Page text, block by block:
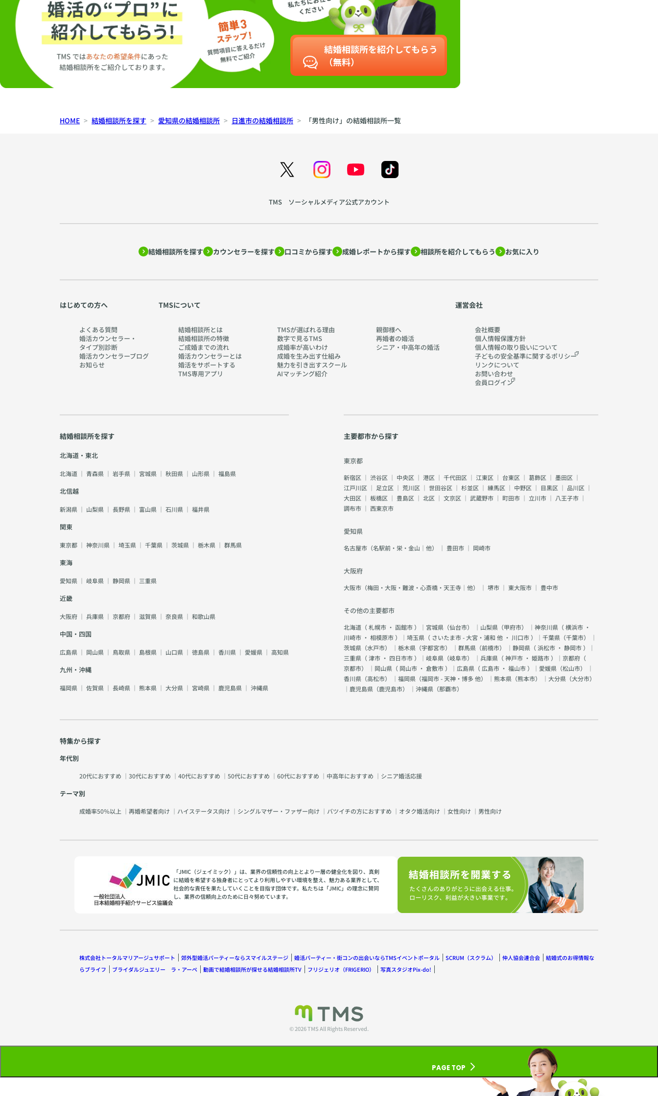
結婚相談所を紹介してもらう
（無料）
HOME 結婚相談所を探す 愛知県の結婚相談所 日進市の結婚相談所 「男性向け」の結婚相談所一覧
TMS ソーシャルメディア公式アカウント
結婚相談所を探す カウンセラーを探す 口コミから探す 成婚レポートから探す 相談所を紹介してもらう お気に入り
はじめての方へ
よくある質問
婚活カウンセラー・
タイプ別診断
婚活カウンセラーブログ
お知らせ
TMSについて
結婚相談所とは
結婚相談所の特徴
ご成婚までの流れ
婚活カウンセラーとは
婚活をサポートする
TMS専用アプリ
TMSが選ばれる理由
数字で見るTMS
成婚率が高いわけ
成婚を生み出す仕組み
魅力を引き出すスクール
AIマッチング紹介
親御様へ
再婚者の婚活
シニア・中高年の婚活
運営会社
会社概要
個人情報保護方針
個人情報の取り扱いについて
子どもの安全基準に関するポリシー
リンクについて
お問い合わせ
会員ログイン
結婚相談所を探す
北海道・東北
北海道 ｜ 青森県 ｜ 岩手県 ｜ 宮城県 ｜ 秋田県 ｜ 山形県 ｜ 福島県
北信越
新潟県 ｜ 山梨県 ｜ 長野県 ｜ 富山県 ｜ 石川県 ｜ 福井県
関東
東京都 ｜ 神奈川県 ｜ 埼玉県 ｜ 千葉県 ｜ 茨城県 ｜ 栃木県 ｜ 群馬県
東海
愛知県 ｜ 岐阜県 ｜ 静岡県 ｜ 三重県
近畿
大阪府 ｜ 兵庫県 ｜ 京都府 ｜ 滋賀県 ｜ 奈良県 ｜ 和歌山県
中国・四国
広島県 ｜ 岡山県 ｜ 鳥取県 ｜ 島根県 ｜ 山口県 ｜ 徳島県 ｜ 香川県 ｜ 愛媛県 ｜ 高知県
九州・沖縄
福岡県 ｜ 佐賀県 ｜ 長崎県 ｜ 熊本県 ｜ 大分県 ｜ 宮崎県 ｜ 鹿児島県 ｜ 沖縄県
主要都市から探す
東京都
新宿区 ｜ 渋谷区 ｜ 中央区 ｜ 港区 ｜ 千代田区 ｜ 江東区 ｜ 台東区 ｜ 葛飾区 ｜ 墨田区 ｜
江戸川区 ｜ 足立区 ｜ 荒川区 ｜ 世田谷区 ｜ 杉並区 ｜ 練馬区 ｜ 中野区 ｜ 目黒区 ｜ 品川区 ｜
大田区 ｜ 板橋区 ｜ 豊島区 ｜ 北区 ｜ 文京区 ｜ 武蔵野市 ｜ 町田市 ｜ 立川市 ｜ 八王子市 ｜
調布市 ｜ 西東京市
愛知県
名古屋市（名駅前・栄・金山｜他） ｜ 豊田市 ｜ 岡崎市
大阪府
大阪市（梅田・大阪・難波・心斎橋・天王寺｜他） ｜ 堺市 ｜ 東大阪市 ｜ 豊中市
その他の主要都市
北海道（札幌市 ・ 函館市）｜宮城県（仙台市） ｜山梨県（甲府市） ｜神奈川県（横浜市 ・
川崎市 ・ 相模原市）｜埼玉県（ さいたま市 - 大宮・浦和 他 ・ 川口市）｜千葉県（千葉市） ｜
茨城県（水戸市） ｜栃木県（宇都宮市） ｜群馬県（前橋市） ｜静岡県（浜松市 ・ 静岡市）｜
三重県（津市 ・ 四日市市）｜岐阜県（岐阜市） ｜兵庫県（神戸市 ・ 姫路市）｜京都府（
京都市） ｜岡山県（ 岡山市 ・ 倉敷市）｜広島県（ 広島市 ・ 福山市）｜愛媛県（松山市） ｜
香川県（高松市） ｜福岡県（福岡市 - 天神・博多 他） ｜熊本県（熊本市） ｜大分県（大分市）
｜鹿児島県（鹿児島市） ｜沖縄県（那覇市）
特集から探す
年代別
20代におすすめ ｜ 30代におすすめ ｜ 40代におすすめ ｜ 50代におすすめ ｜ 60代におすすめ ｜ 中高年におすすめ ｜ シニア婚活応援
テーマ別
成婚率50％以上 ｜ 再婚希望者向け ｜ ハイステータス向け ｜ シングルマザー・ファザー向け ｜ バツイチの方におすすめ ｜ オタク婚活向け ｜ 女性向け ｜ 男性向け
「JMIC（ジェイミック）」は、業界の信頼性の向上とより一層の健全化を図り、真剣
に結婚を希望する独身者にとってより利用しやすい環境を整え、魅力ある業界として、
社会的な責任を果たしていくことを目指す団体です。私たちは「JMIC」の理念に賛同
し、業界の信頼向上のために日々努めています。
株式会社トータルマリアージュサポート 郊外型婚活パーティーならスマイルステージ 婚活パーティー・街コンの出会いならTMSイベントポータル SCRUM（スクラム） 仲人協会連合会
結婚式のお得情報な
らブライフ
ブライダルジュエリー ラ・アーペ 動画で結婚相談所が探せる結婚相談所TV フリジェリオ（FRIGERIO） 写真スタジオPix-do!
© 2026 TMS All Rights Reserved.
PAGE TOP